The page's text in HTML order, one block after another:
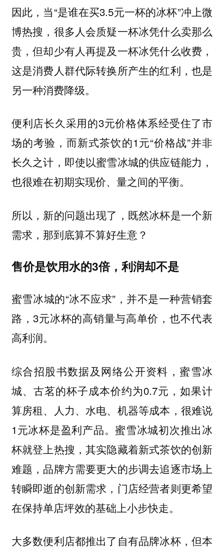
因此，当“是谁在买3.5元一杯的冰杯”冲上微
博热搜，很多人会质疑一杯冰凭什么卖那么
贵，但却少有人再提及一杯冰凭什么收费，
这是消费人群代际转换所产生的红利，也是
另一种消费降级。
便利店长久采用的3元价格体系经受住了市
场的考验，而新式茶饮的1元“价格战”并非
长久之计，即使以蜜雪冰城的供应链能力，
也很难在初期实现价、量之间的平衡。
所以，新的问题出现了，既然冰杯是一个新
需求，那到底算不算好生意？
售价是饮用水的3倍，利润却不是
蜜雪冰城的“冰不应求”，并不是一种营销套
路，3元冰杯的高销量与高单价，也不代表
高利润。
综合招股书数据及网络公开资料，蜜雪冰
城、古茗的杯子成本价约为0.7元，如果计
算房租、人力、水电、机器等成本，很难说
1元冰杯是盈利产品。蜜雪冰城初次推出冰
杯就登上热搜，其实隐藏着新式茶饮的创新
难题，品牌方需要更大的步调去追逐市场上
转瞬即逝的创新需求，门店经营者则更希望
在保持单店坪效的基础上小步快走。
大多数便利店都推出了自有品牌冰杯，但本